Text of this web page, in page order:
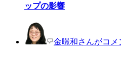
ップの影響
金暻和さんがコメ